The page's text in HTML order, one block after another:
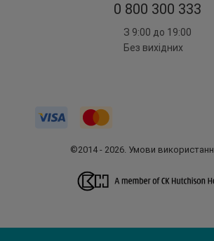
0 800 300 333
З 9:00 до 19:00
Без вихідних
©2014 - 2026. Умови